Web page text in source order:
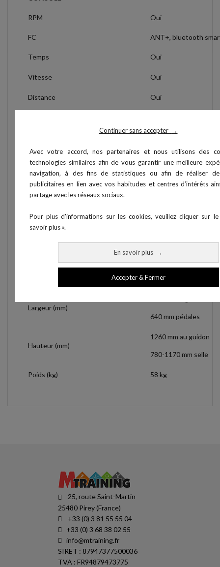
Continuer sans accepter →
Avec votre accord, nos partenaires et nous utilisons des
technologies similaires afin de vous garantir une meilleure
navigation, à des fins de statistiques ou afin de réaliser
publicitaires en lien avec vos habitudes et centres d’intérêts
partage avec les réseaux sociaux.
Pour plus d'informations sur les cookies, veuillez cliquer sur
savoir plus ».
En savoir plus →
Accepter & Fermer
RPM Oui
FC ANT+, bluetooth
Temps Oui
Vitesse Oui
Distance Oui
RS232 Oui
Usb
1240 mm
Largeur (mm)
640 mm pédales
Hauteur (mm)
1260 mm au guidon
780-1170 mm selle
Poids (kg) 58 kg
25, route Saint-Martin
25480 Pirey (France)
+33 (0) 3 81 55 55 04
+33 (0) 3 68 38 02 55
info@mtraining.fr
SIRET : 87947377500036
TVA : FR94879473775